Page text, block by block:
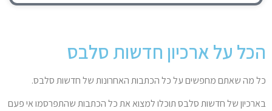
הכל על ארכיון חדשות סלבס
כל מה שאתם מחפשים על כל הכתבות האחרונות של חדשות סלבס.
בארכיון של חדשות סלבס תוכלו למצוא את כל הכתבות שהתפרסמו אי פעם